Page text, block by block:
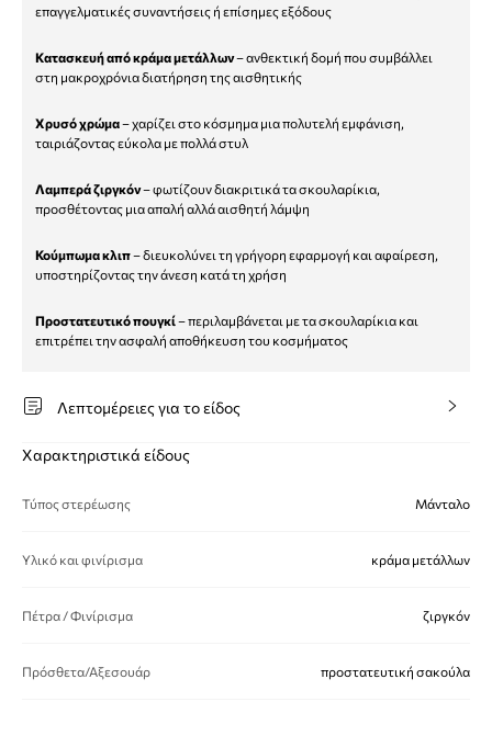
επαγγελματικές συναντήσεις ή επίσημες εξόδους
Κατασκευή από κράμα μετάλλων– ανθεκτική δομή που συμβάλλει
στη μακροχρόνια διατήρηση της αισθητικής
Χρυσό χρώμα– χαρίζει στο κόσμημα μια πολυτελή εμφάνιση,
ταιριάζοντας εύκολα με πολλά στυλ
Λαμπερά ζιργκόν– φωτίζουν διακριτικά τα σκουλαρίκια,
προσθέτοντας μια απαλή αλλά αισθητή λάμψη
Κούμπωμα κλιπ– διευκολύνει τη γρήγορη εφαρμογή και αφαίρεση,
υποστηρίζοντας την άνεση κατά τη χρήση
Προστατευτικό πουγκί– περιλαμβάνεται με τα σκουλαρίκια και
επιτρέπει την ασφαλή αποθήκευση του κοσμήματος
Λεπτομέρειες για το είδος
Χαρακτηριστικά είδους
Τύπος στερέωσης Μάνταλο
Υλικό και φινίρισμα κράμα μετάλλων
Πέτρα / Φινίρισμα ζιργκόν
Πρόσθετα/Αξεσουάρ προστατευτική σακούλα